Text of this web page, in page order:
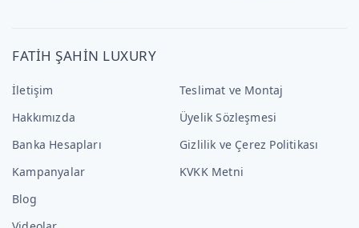
FATİH ŞAHİN LUXURY
İletişim
Hakkımızda
Banka Hesapları
Kampanyalar
Blog
Teslimat ve Montaj
Üyelik Sözleşmesi
Gizlilik ve Çerez Politikası
KVKK Metni